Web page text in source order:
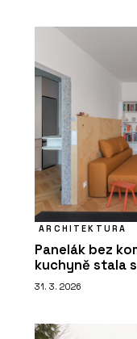
ARCHITEKTURA
Panelák bez
kuchyně stala
31. 3. 2026